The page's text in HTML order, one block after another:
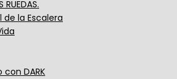
RUEDAS.
la Escalera
con DARK